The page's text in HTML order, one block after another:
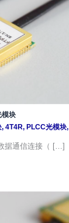
模块
, 4T4R, PLCC光模块,
据通信连接（ […]